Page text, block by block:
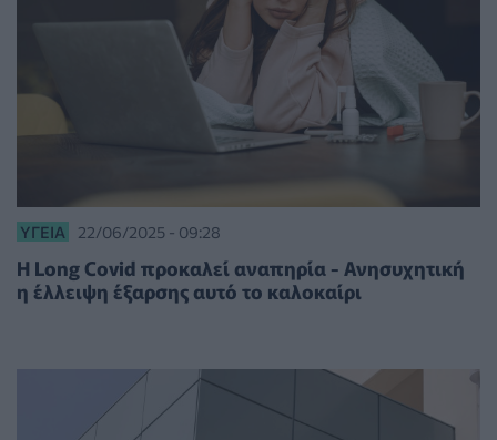
ΥΓΕΊΑ 22/06/2025 - 09:28
H Long Covid προκαλεί αναπηρία - Ανησυχητική
η έλλειψη έξαρσης αυτό το καλοκαίρι